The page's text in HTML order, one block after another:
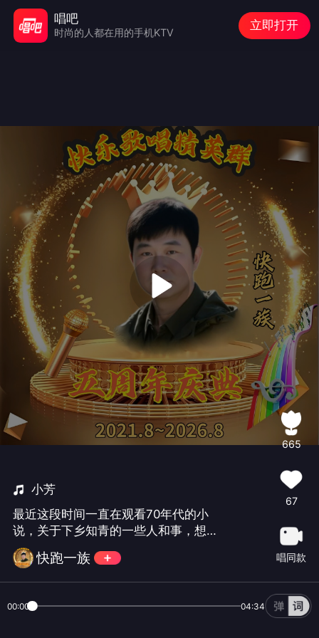
小芳
最近这段时间一直在观看70年代的小
说，关于下乡知青的一些人和事，想起
了这首歌曲。猜猜封面是谁？😄😄😄
快跑一族
665
67
唱同款
00:00 04:34
唱吧
时尚的人都在用的手机KTV
立即打开